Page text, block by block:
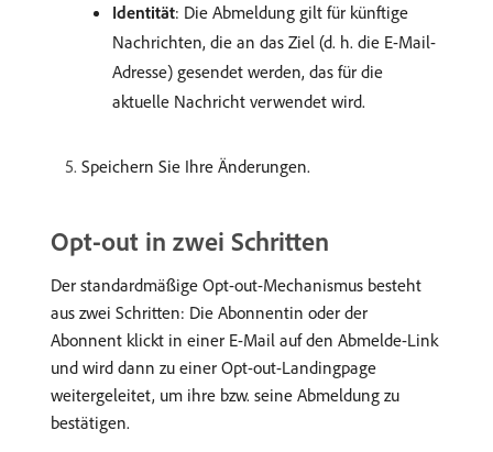
Identität: Die Abmeldung gilt für künftige
Nachrichten, die an das Ziel (d. h. die E-Mail-
Adresse) gesendet werden, das für die
aktuelle Nachricht verwendet wird.
Speichern Sie Ihre Änderungen.
Opt-out in zwei Schritten
Der standardmäßige Opt-out-Mechanismus besteht
aus zwei Schritten: Die Abonnentin oder der
Abonnent klickt in einer E-Mail auf den Abmelde-Link
und wird dann zu einer Opt-out-Landingpage
weitergeleitet, um ihre bzw. seine Abmeldung zu
bestätigen.